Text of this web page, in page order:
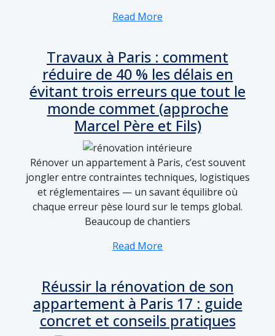
Read More
Travaux à Paris : comment
réduire de 40 % les délais en
évitant trois erreurs que tout le
monde commet (approche
Marcel Père et Fils)
Rénover un appartement à Paris, c’est souvent
jongler entre contraintes techniques, logistiques
et réglementaires — un savant équilibre où
chaque erreur pèse lourd sur le temps global.
Beaucoup de chantiers
Read More
Réussir la rénovation de son
appartement à Paris 17 : guide
concret et conseils pratiques